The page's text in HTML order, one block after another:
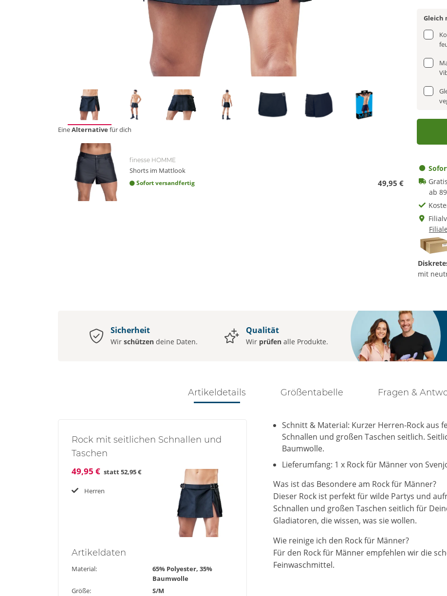
EineAlternative für dich
finesse HOMME
Shorts im Mattlook
Sofort versandfertig 49,95 €
Gleich
ab
mit
Sicherheit
Wir schützen deine Daten.
Qualität
Wir prüfen alle Produkte.
Artikeldetails Größentabelle Fragen &
Rock mit seitlichen Schnallen und
Taschen
49,95 € statt52,95 €
Herren
Artikeldaten
Material:
65% Polyester, 35%
Baumwolle
Größe:
S/M
Schnitt & Material: Kurzer Herren-Rock aus
Schnallen und großen Taschen seitlich.
Baumwolle.
Lieferumfang: 1 x Rock für Männer von
Was ist das Besondere am Rock für Männer?
Dieser Rock ist perfekt für wilde Partys und
Schnallen und großen Taschen seitlich für
Gladiatoren, die wissen, was sie wollen.
Wie reinige ich den Rock für Männer?
Für den Rock für Männer empfehlen wir die
Feinwaschmittel.